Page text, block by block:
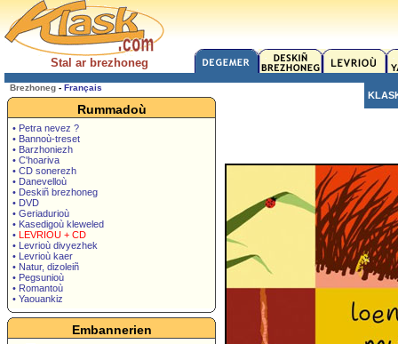
Stal ar brezhoneg
Brezhoneg - Français
Rummadoù
• Petra nevez ?
• Bannoù-treset
• Barzhoniezh
• C'hoariva
• CD sonerezh
• Danevelloù
• Deskiñ brezhoneg
• DVD
• Geriadurioù
• Kasedigoù kleweled
• LEVRIOU + CD
• Levrioù divyezhek
• Levrioù kaer
• Natur, dizoleiñ
• Pegsunioù
• Romantoù
• Yaouankiz
Embannerien